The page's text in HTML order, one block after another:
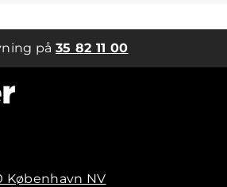
på35 82 11 00
København NV